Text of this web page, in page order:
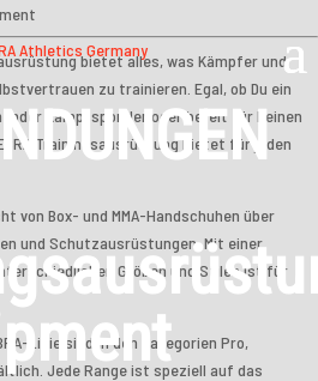
bietet alles, was Kämpfer und
zu trainieren. Egal, ob Du ein
Kampfsportler oder bereit für Deinen
Trainingsausrüstung bietet für jeden
von Box- und MMA-Handschuhen über
und Schutzausrüstungen. Mit einer
Größen und Stilen ist für
Linie sind in den Kategorien Pro,
Jede Range ist speziell auf das